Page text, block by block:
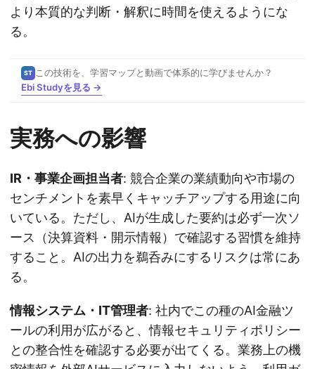
より本質的な判断・解釈に時間を使えるようにな
る。
ST この技術を、学習マップと動画で体系的に学びませんか？
Ebi Studyを見る →
実務への影響
IR・事業企画担当者: 競合企業の業績動向や市場の
センチメントを素早くキャッチアップする用途に向
いている。ただし、AIが生成した要約は必ず一次ソ
ース（決算資料・開示情報）で確認する習慣を維持
すること。AIの出力を鵜呑みにするリスクは常にあ
る。
情報システム・IT管理者: 社内でこの種のAI金融ツ
ールの利用が広がると、情報セキュリティポリシー
との整合性を確認する必要が出てくる。業務上の機